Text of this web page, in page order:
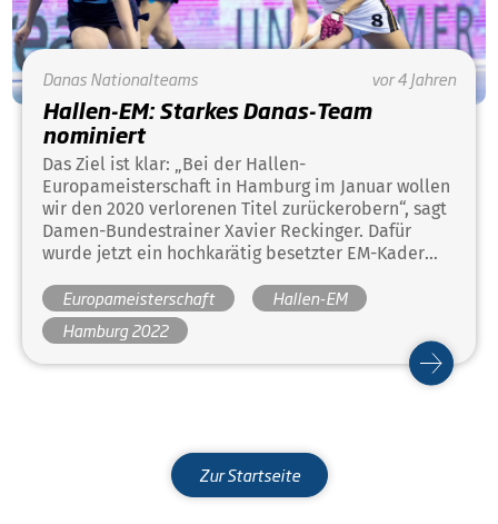
DanasNationalteams vor 4 Jahren
Hallen-EM: Starkes Danas-Team
nominiert
Das Ziel ist klar: „Bei der Hallen-
Europameisterschaft in Hamburg im Januar wollen
wir den 2020 verlorenen Titel zurückerobern“, sagt
Damen-Bundestrainer Xavier Reckinger. Dafür
wurde jetzt ein hochkarätig besetzter EM-Kader
Kaderspielerinnen stehen. Zum Chefcoach für das
Turnier wurde Olympiasieger Florian Keller
erkoren.
Europameisterschaft
Hallen-EM
Hamburg 2022
Zur Startseite